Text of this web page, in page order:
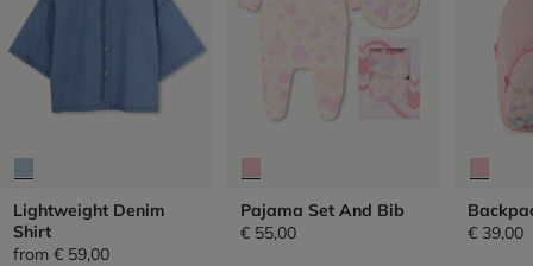
Lightweight Denim
Shirt
from € 59,00
Pajama Set And Bib
€ 55,00
€ 39,00